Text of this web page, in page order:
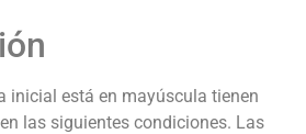
inicial está en mayúscula tienen
las siguientes condiciones. Las